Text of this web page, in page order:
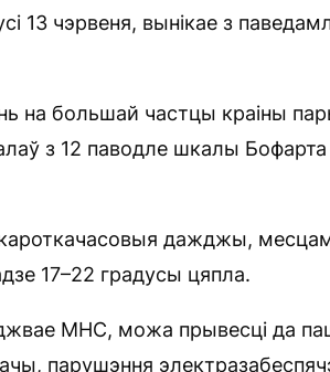
13 чэрвеня, вынікае з
на большай частцы краіны
з 12 паводле шкалы
дажджы,
17–22 градусы цяпла.
МНС, можа прывесці да
парушэння